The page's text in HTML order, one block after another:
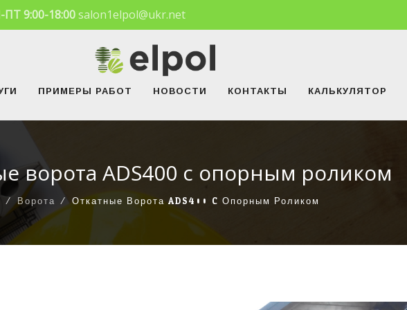
9:00-18:00salon1elpol@ukr.net
ПРИМЕРЫ РАБОТ НОВОСТИ КОНТАКТЫ КАЛЬКУЛЯТОР
ворота ADS400 c опорным роликом
⁄Ворота ⁄Откатные Ворота ADS400 C Опорным Роликом